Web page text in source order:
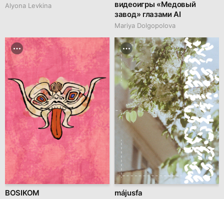
Alyona Levkina
видеоигры «Медовый
завод» глазами AI
Mariya Dolgopolova
BOSIKOM májusfa